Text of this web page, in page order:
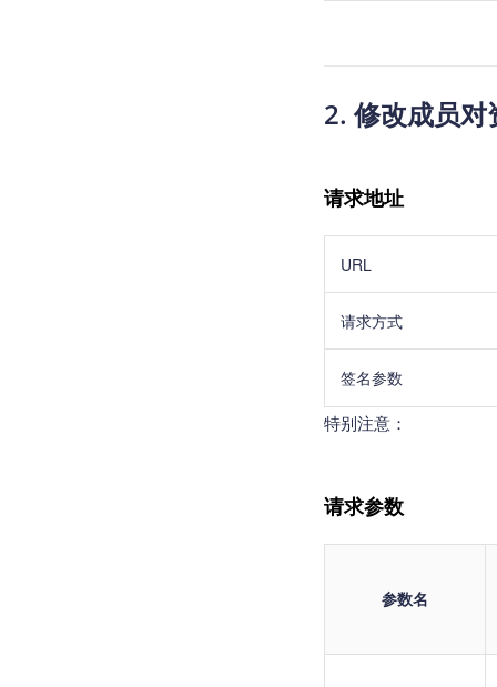
2. 修改成员对
请求地址
URL
请求方式
签名参数
特别注意：
请求参数
参数名